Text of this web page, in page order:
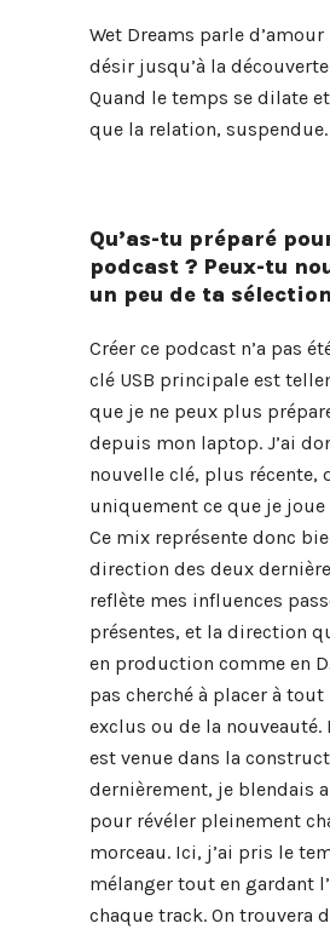
Wet Dreams parle
désir jusqu’à la
Quand le temps se dilate
que la relation, suspendue.
Qu’as-tu préparé
podcast ? Peux-tu
un peu de ta
Créer ce podcast n’a pas
clé USB principale est
que je ne peux plus
depuis mon laptop. J’ai
nouvelle clé, plus récente,
uniquement ce que je joue
Ce mix représente donc
direction des deux
reflète mes influences
présentes, et la direction
en production comme en
pas cherché à placer à
exclus ou de la nouveauté.
est venue dans la
dernièrement, je blendais
pour révéler pleinement
morceau. Ici, j’ai pris le
mélanger tout en gardant
chaque track. On trouvera